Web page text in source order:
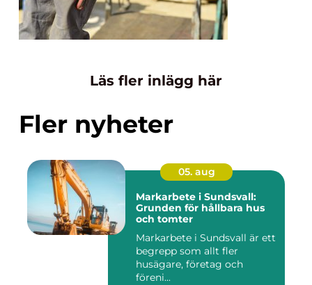
Läs fler inlägg här
Fler nyheter
05. aug
Markarbete i Sundsvall:
Grunden för hållbara hus
och tomter
Markarbete i Sundsvall är ett
begrepp som allt fler
husägare, företag och
föreni...